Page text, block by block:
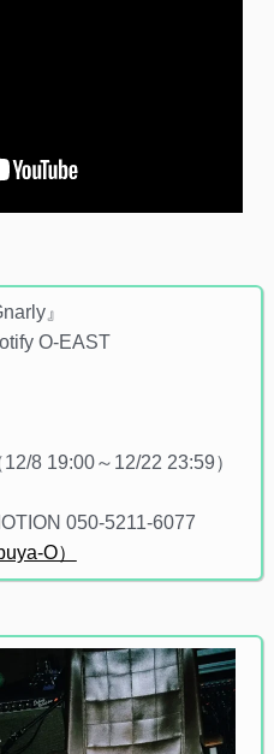
』
O-EAST
8 19:00～12/22 23:59）
050-5211-6077
O）